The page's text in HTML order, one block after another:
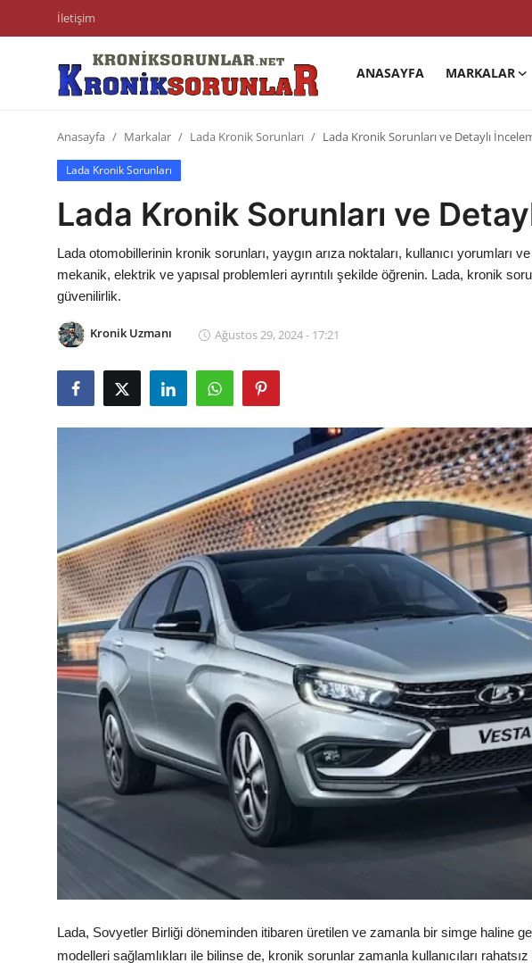
İletişim
ANASAYFA MARKALAR
Trafik & Cezalar
Sigorta & Kasko
Muayene & Ruhsat
Sorgulamalar
İkinci El & Alım-Satım
Kiralama & Filo
Sürüş & Güvenlik
Lastik & Jant
Yağlar & Sıvılar
LPG & Yakıt
Elektrik & Akü
Klima & Konfor
Aydınlatma & Görüş
Şanzıman & Aktarma
Dizel Sistemler
Multimedya & Elektronik
Anasayfa Markalar Lada Kronik Sorunları Lada Kronik Sorunları ve Detaylı
Lada Kronik Sorunları
Lada Kronik Sorunları ve
Lada otomobillerinin kronik sorunları, yaygın arıza noktaları, kullanıcı yorumları
mekanik, elektrik ve yapısal problemleri ayrıntılı şekilde öğrenin. Lada, kronik
güvenilirlik.
Kronik Uzmanı Ağustos 29, 2024 - 17:21
Lada, Sovyetler Birliği döneminden itibaren üretilen ve zamanla bir simge haline
modelleri sağlamlıkları ile bilinse de, kronik sorunlar zamanla kullanıcıları